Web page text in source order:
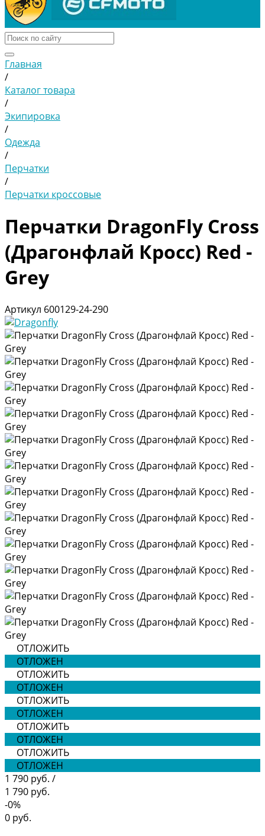
Главная
/
Каталог товара
/
Экипировка
/
Одежда
/
Перчатки
/
Перчатки кроссовые
Перчатки DragonFly Cross
(Драгонфлай Кросс) Red -
Grey
Артикул 600129-24-290
ОТЛОЖИТЬ
ОТЛОЖЕН
ОТЛОЖИТЬ
ОТЛОЖЕН
ОТЛОЖИТЬ
ОТЛОЖЕН
ОТЛОЖИТЬ
ОТЛОЖЕН
ОТЛОЖИТЬ
ОТЛОЖЕН
1 790 руб. /
1 790 руб.
-0%
0 руб.